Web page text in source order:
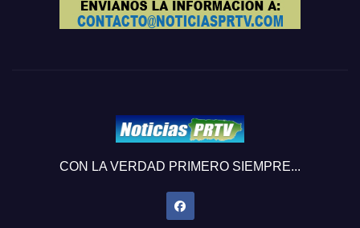
CON LA VERDAD PRIMERO SIEMPRE...